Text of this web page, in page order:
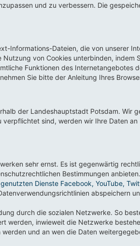
und zu verbessern. Die
Informations-Dateien, die von unserer
von Cookies unterbinden, indem
Funktionen des Internetangebotes
Sie bitte der Anleitung Ihres
der Landeshauptstadt Potsdam. Wir
sind, werden wir Ihre Daten an
sehr ernst. Es ist gegenwärtig
Bestimmungen anbieten.
genutzten Dienste Facebook, YouTube,
abspeichern
durch die sozialen Netzwerke. So
werden, inwieweit die Netzwerke
und an wen die Daten